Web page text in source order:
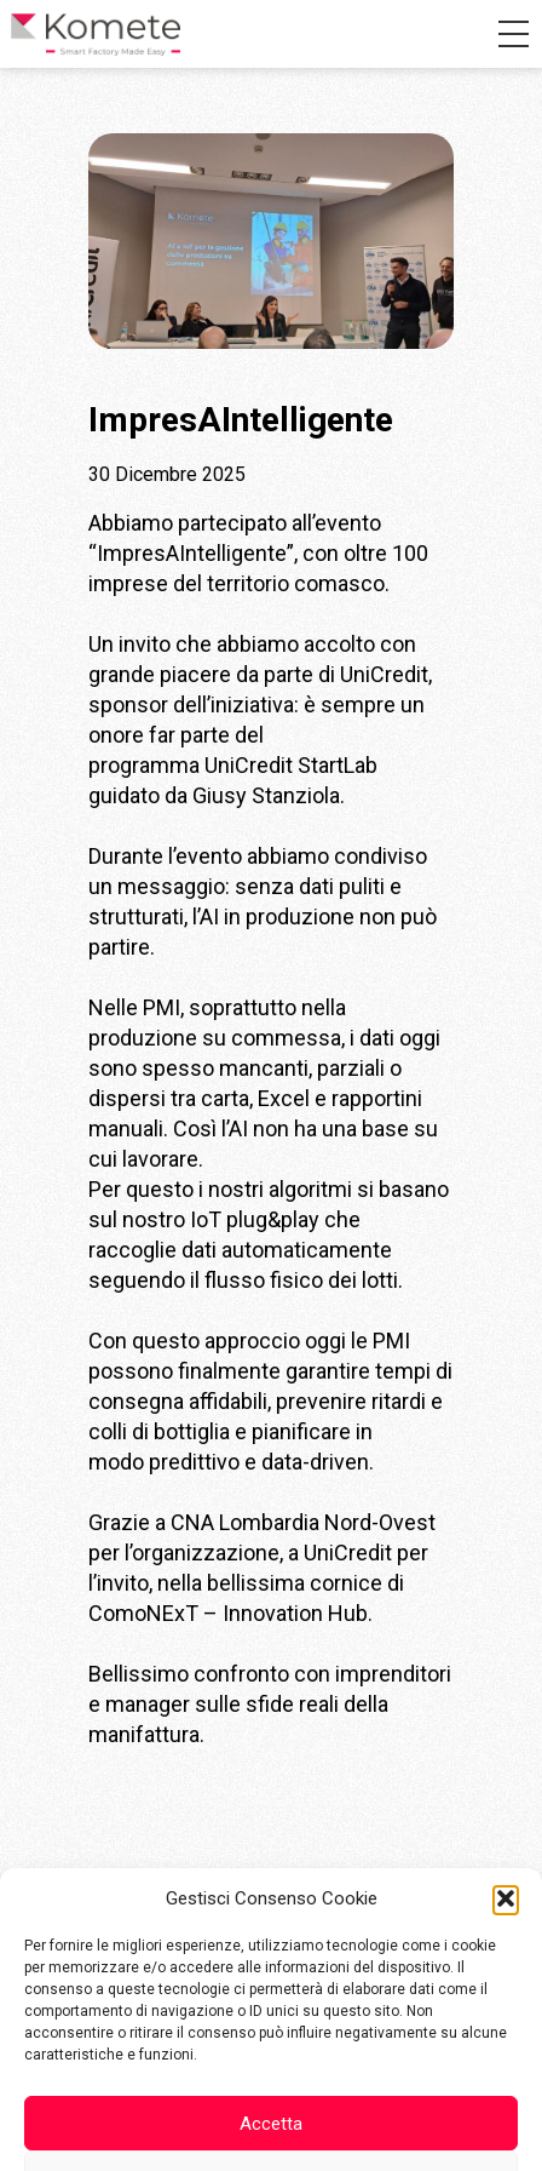
Gestisci Consenso Cookie
Per fornire le migliori esperienze, utilizziamo tecnologie come i cookie
per memorizzare e/o accedere alle informazioni del dispositivo. Il
consenso a queste tecnologie ci permetterà di elaborare dati come il
comportamento di navigazione o ID unici su questo sito. Non
acconsentire o ritirare il consenso può influire negativamente su alcune
caratteristiche e funzioni.
Accetta
ImpresAIntelligente
30 Dicembre 2025
Abbiamo partecipato all’evento
“ImpresAIntelligente”, con oltre 100
imprese del territorio comasco.
Un invito che abbiamo accolto con
grande piacere da parte di UniCredit,
sponsor dell’iniziativa: è sempre un
onore far parte del
programma UniCredit StartLab
guidato da Giusy Stanziola.
Durante l’evento abbiamo condiviso
un messaggio: senza dati puliti e
strutturati, l’AI in produzione non può
partire.
Nelle PMI, soprattutto nella
produzione su commessa, i dati oggi
sono spesso mancanti, parziali o
dispersi tra carta, Excel e rapportini
manuali. Così l’AI non ha una base su
cui lavorare.
Per questo i nostri algoritmi si basano
sul nostro IoT plug&play che
raccoglie dati automaticamente
seguendo il flusso fisico dei lotti.
Con questo approccio oggi le PMI
possono finalmente garantire tempi di
consegna affidabili, prevenire ritardi e
colli di bottiglia e pianificare in
modo predittivo e data-driven.
Grazie a CNA Lombardia Nord-Ovest
per l’organizzazione, a UniCredit per
l’invito, nella bellissima cornice di
ComoNExT – Innovation Hub.
Bellissimo confronto con imprenditori
e manager sulle sfide reali della
manifattura.
Via Aldo Moro, 48
25124 Brescia